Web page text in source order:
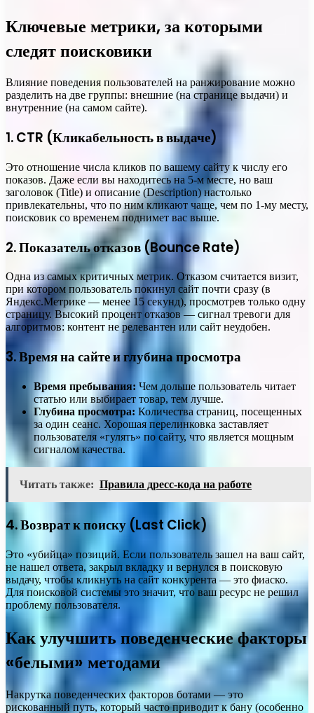
Ключевые метрики, за которыми
следят поисковики
Влияние поведения пользователей на ранжирование можно
разделить на две группы: внешние (на странице выдачи) и
внутренние (на самом сайте).
1. CTR (Кликабельность в выдаче)
Это отношение числа кликов по вашему сайту к числу его
показов. Даже если вы находитесь на 5-м месте, но ваш
заголовок (Title) и описание (Description) настолько
привлекательны, что по ним кликают чаще, чем по 1-му месту,
поисковик со временем поднимет вас выше.
2. Показатель отказов (Bounce Rate)
Одна из самых критичных метрик. Отказом считается визит,
при котором пользователь покинул сайт почти сразу (в
Яндекс.Метрике — менее 15 секунд), просмотрев только одну
страницу. Высокий процент отказов — сигнал тревоги для
алгоритмов: контент не релевантен или сайт неудобен.
3. Время на сайте и глубина просмотра
Время пребывания: Чем дольше пользователь читает
статью или выбирает товар, тем лучше.
Глубина просмотра: Количества страниц, посещенных
за один сеанс. Хорошая перелинковка заставляет
пользователя «гулять» по сайту, что является мощным
сигналом качества.
Читать также: Правила дресс-кода на работе
4. Возврат к поиску (Last Click)
Это «убийца» позиций. Если пользователь зашел на ваш сайт,
не нашел ответа, закрыл вкладку и вернулся в поисковую
выдачу, чтобы кликнуть на сайт конкурента — это фиаско.
Для поисковой системы это значит, что ваш ресурс не решил
проблему пользователя.
Как улучшить поведенческие факторы
«белыми» методами
Накрутка поведенческих факторов ботами — это
рискованный путь, который часто приводит к бану (особенно